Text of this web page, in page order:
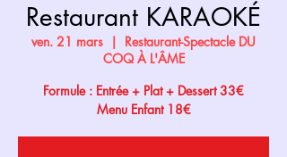
Restaurant KARAOKÉ
ven. 21 mars
  |
Restaurant-Spectacle DU
COQ À L'ÂME
Formule : Entrée + Plat + Dessert 33€
Menu Enfant 18€